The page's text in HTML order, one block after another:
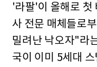
'라팔'이 올해로 첫
사 전문 매체들로
밀려난 낙오자"라
국이 이미 5세대